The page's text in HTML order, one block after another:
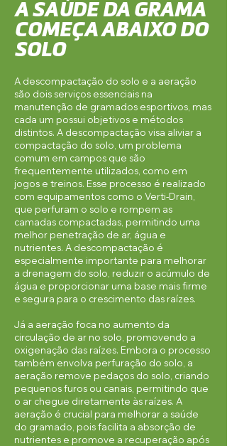
A SAÚDE DA GRAMA
COMEÇA ABAIXO DO
SOLO
A descompactação do solo e a aeração
são dois serviços essenciais na
manutenção de gramados esportivos, mas
cada um possui objetivos e métodos
distintos. A descompactação visa aliviar a
compactação do solo, um problema
comum em campos que são
frequentemente utilizados, como em
jogos e treinos. Esse processo é realizado
com equipamentos como o Verti-Drain,
que perfuram o solo e rompem as
camadas compactadas, permitindo uma
melhor penetração de ar, água e
nutrientes. A descompactação é
especialmente importante para melhorar
a drenagem do solo, reduzir o acúmulo de
água e proporcionar uma base mais firme
e segura para o crescimento das raízes.
Já a aeração foca no aumento da
circulação de ar no solo, promovendo a
oxigenação das raízes. Embora o processo
também envolva perfuração do solo, a
aeração remove pedaços do solo, criando
pequenos furos ou canais, permitindo que
o ar chegue diretamente às raízes. A
aeração é crucial para melhorar a saúde
do gramado, pois facilita a absorção de
nutrientes e promove a recuperação após